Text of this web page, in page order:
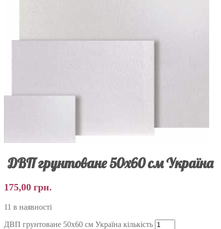
ДВП грунтоване 50х60 см Україна
175,00 грн.
11 в наявності
ДВП грунтоване 50х60 см Україна кількість